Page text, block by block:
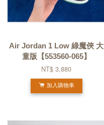
Air Jordan 1 Low 綠魔俠 大
童版【553560-065】
NT$ 3,880
加入購物車